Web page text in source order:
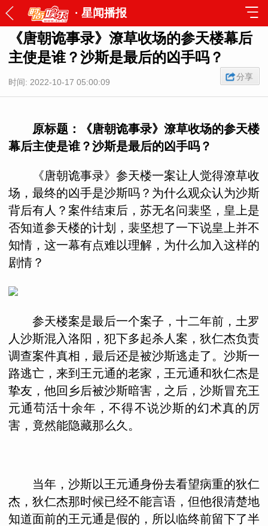
· 星闻播报
《唐朝诡事录》潦草收场的参天楼幕后
主使是谁？沙斯是最后的凶手吗？
时间: 2022-10-17 05:00:09
分享
原标题：《唐朝诡事录》潦草收场的参天楼
幕后主使是谁？沙斯是最后的凶手吗？
《唐朝诡事录》参天楼一案让人觉得潦草收
场，最终的凶手是沙斯吗？为什么观众认为沙斯
背后有人？案件结束后，苏无名问裴坚，皇上是
否知道参天楼的计划，裴坚想了一下说皇上并不
知情，这一幕有点难以理解，为什么加入这样的
剧情？
参天楼案是最后一个案子，十二年前，土罗
人沙斯混入洛阳，犯下多起杀人案，狄仁杰负责
调查案件真相，最后还是被沙斯逃走了。沙斯一
路逃亡，来到王元通的老家，王元通和狄仁杰是
挚友，他回乡后被沙斯暗害，之后，沙斯冒充王
元通苟活十余年，不得不说沙斯的幻术真的厉
害，竟然能隐藏那么久。
当年，沙斯以王元通身份去看望病重的狄仁
杰，狄仁杰那时候已经不能言语，但他很清楚地
知道面前的王元通是假的，所以临终前留下了半